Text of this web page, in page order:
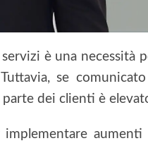
è una necessità
Tuttavia, se
dei clienti è
implementare